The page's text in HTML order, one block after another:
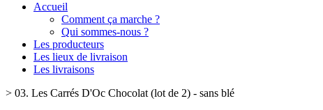
Accueil
Comment ça marche ?
Qui sommes-nous ?
Les producteurs
Les lieux de livraison
Les livraisons
> 03. Les Carrés D'Oc Chocolat (lot de 2) - sans blé